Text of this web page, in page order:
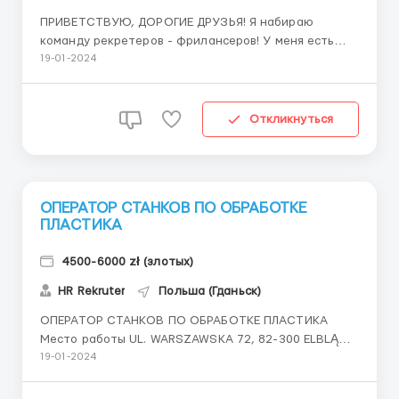
ПРИВЕТСТВУЮ, ДОРОГИЕ ДРУЗЬЯ! Я набираю
команду рекретеров - фрилансеров! У меня есть
телеграмм группа, в которой я каждый день
сайты, группы фейсбук и тг Вести беседу с
кандидатом, договариваться с н...
19-01-2024
Откликнуться
ОПЕРАТОР СТАНКОВ ПО ОБРАБОТКЕ
ПЛАСТИКА
4500-6000 zł (злотых)
HR Rekruter Польша (Гданьск)
ОПЕРАТОР СТАНКОВ ПО ОБРАБОТКЕ ПЛАСТИКА
Место работы UL. WARSZAWSKA 72, 82-300 ELBLĄG
Обязанности: • Обслуживание пресса, вложение
19-01-2024